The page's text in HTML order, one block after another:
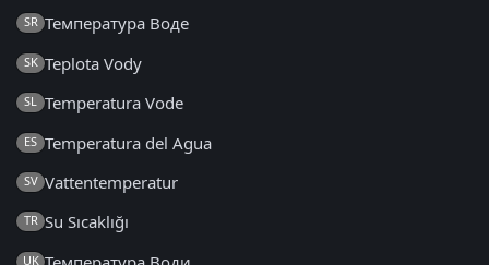
SR Температура Воде
SK Teplota Vody
SL Temperatura Vode
ES Temperatura del Agua
SV Vattentemperatur
TR Su Sıcaklığı
UK